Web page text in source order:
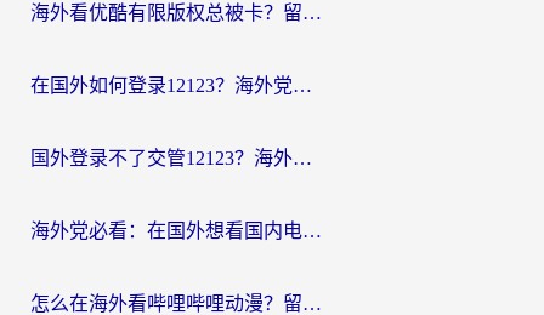
海外看优酷有限版权总被卡？留学生亲测有效的回国加速器选择指南
在国外如何登录12123？海外党必备的回国加速实用指南
国外登录不了交管12123？海外华人亲测有效的回国加速器选择指南
海外党必看：在国外想看国内电视剧用什么软件？3步解决地域限制
怎么在海外看哔哩哔哩动漫？留学生亲测有效的回国加速方案